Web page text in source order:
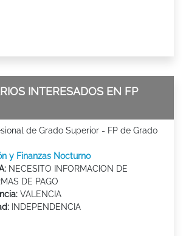
INTERESADOS EN FP
de Grado Superior - FP de Grado
y Finanzas Nocturno
NECESITO INFORMACION DE
DE PAGO
VALENCIA
INDEPENDENCIA